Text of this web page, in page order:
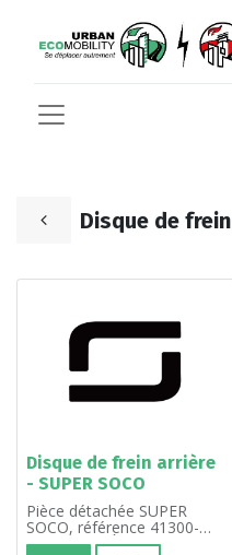
Disque de frein
Disque de frein arrière
- SUPER SOCO
Pièce détachée SUPER
SOCO, référence 41300-
QBHA-A00. À l'unité.